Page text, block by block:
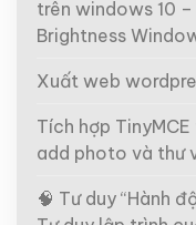
trên windows 10
Brightness
Xuất web
Tích hợp
add photo và thư
🧠 Tư duy “Hành